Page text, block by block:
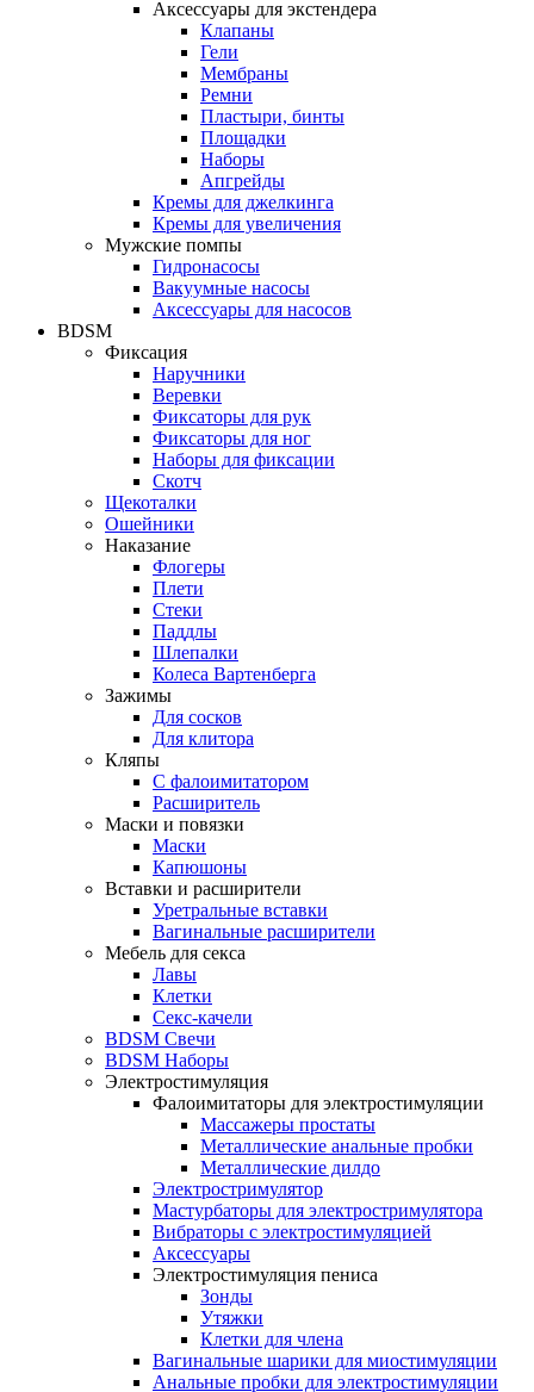
Аксессуары для экстендера
Клапаны
Гели
Мембраны
Ремни
Пластыри, бинты
Площадки
Наборы
Апгрейды
Кремы для джелкинга
Кремы для увеличения
Мужские помпы
Гидронасосы
Вакуумные насосы
Аксессуары для насосов
BDSM
Фиксация
Наручники
Веревки
Фиксаторы для рук
Фиксаторы для ног
Наборы для фиксации
Скотч
Щекоталки
Ошейники
Наказание
Флогеры
Плети
Стеки
Паддлы
Шлепалки
Колеса Вартенберга
Зажимы
Для сосков
Для клитора
Кляпы
С фалоимитатором
Расширитель
Маски и повязки
Маски
Капюшоны
Вставки и расширители
Уретральные вставки
Вагинальные расширители
Мебель для секса
Лавы
Клетки
Секс-качели
BDSM Свечи
BDSM Наборы
Электростимуляция
Фалоимитаторы для электростимуляции
Массажеры простаты
Металлические анальные пробки
Металлические дилдо
Электростримулятор
Мастурбаторы для электростримулятора
Вибраторы с электростимуляцией
Аксессуары
Электростимуляция пениса
Зонды
Утяжки
Клетки для члена
Вагинальные шарики для миостимуляции
Анальные пробки для электростимуляции